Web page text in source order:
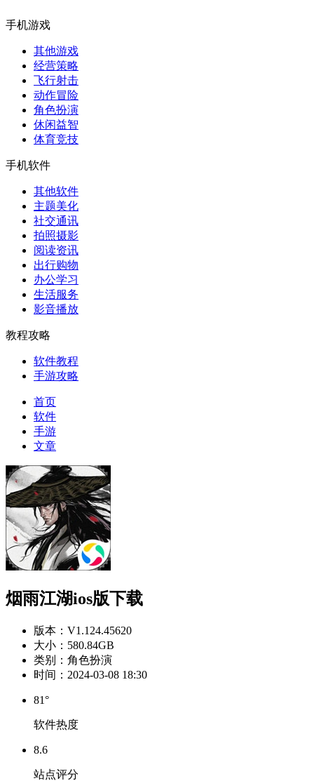
手机游戏
其他游戏
经营策略
飞行射击
动作冒险
角色扮演
休闲益智
体育竞技
手机软件
其他软件
主题美化
社交通讯
拍照摄影
阅读资讯
出行购物
办公学习
生活服务
影音播放
教程攻略
软件教程
手游攻略
首页
软件
手游
文章
烟雨江湖ios版下载
版本： V1.124.45620
大小： 580.84GB
类别： 角色扮演
时间： 2024-03-08 18:30
81°
软件热度
8.6
站点评分